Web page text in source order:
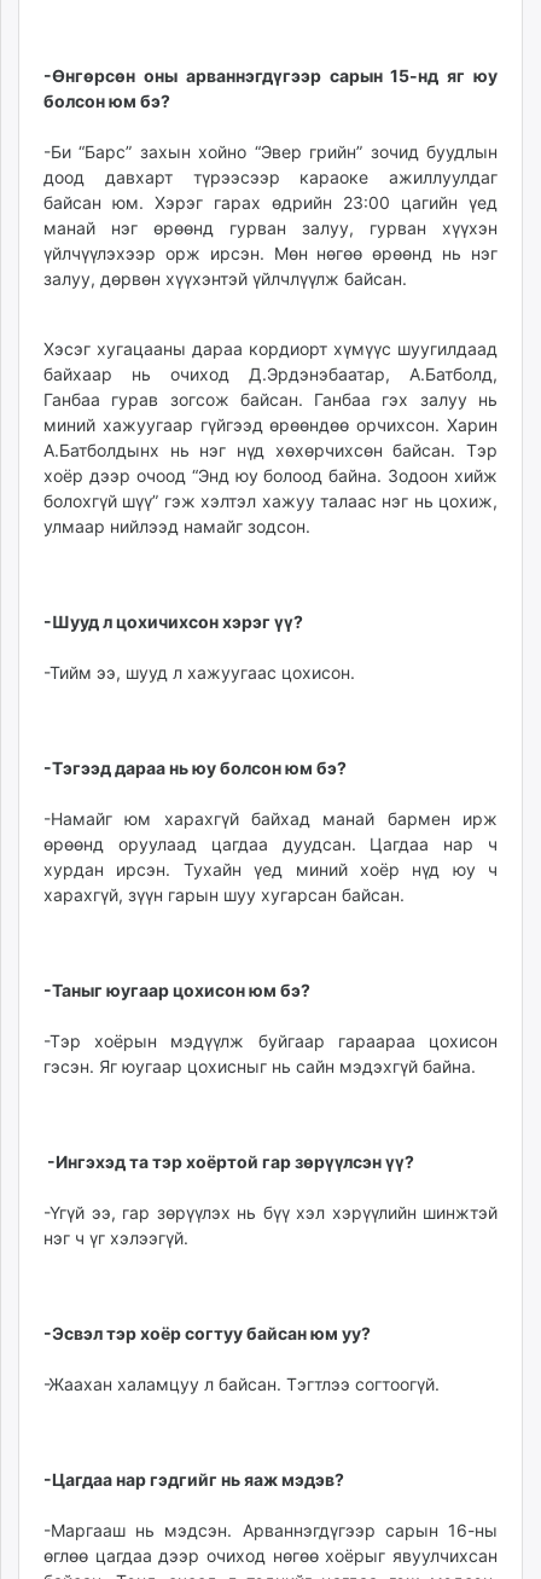
-Өнгөрсөн оны арваннэгдүгээр сарын 15-нд яг юу
болсон юм бэ?
-Би “Барс” захын хойно “Эвер грийн” зочид буудлын
доод давхарт түрээсээр караоке ажиллуулдаг
байсан юм. Хэрэг гарах өдрийн 23:00 цагийн үед
манай нэг өрөөнд гурван залуу, гурван хүүхэн
үйлчүүлэхээр орж ирсэн. Мөн нөгөө өрөөнд нь нэг
залуу, дөрвөн хүүхэнтэй үйлчлүүлж байсан.
Хэсэг хугацааны дараа кордиорт хүмүүс шуугилдаад
байхаар нь очиход Д.Эрдэнэбаатар, А.Батболд,
Ганбаа гурав зогсож байсан. Ганбаа гэх залуу нь
миний хажуугаар гүйгээд өрөөндөө орчихсон. Харин
А.Батболдынх нь нэг нүд хөхөрчихсөн байсан. Тэр
хоёр дээр очоод “Энд юу болоод байна. Зодоон хийж
болохгүй шүү” гэж хэлтэл хажуу талаас нэг нь цохиж,
улмаар нийлээд намайг зодсон.
-Шууд л цохичихсон хэрэг үү?
-Тийм ээ, шууд л хажуугаас цохисон.
-Тэгээд дараа нь юу болсон юм бэ?
-Намайг юм харахгүй байхад манай бармен ирж
өрөөнд оруулаад цагдаа дуудсан. Цагдаа нар ч
хурдан ирсэн. Тухайн үед миний хоёр нүд юу ч
харахгүй, зүүн гарын шуу хугарсан байсан.
-Таныг юугаар цохисон юм бэ?
-Тэр хоёрын мэдүүлж буйгаар гараараа цохисон
гэсэн. Яг юугаар цохисныг нь сайн мэдэхгүй байна.
-Ингэхэд та тэр хоёртой гар зөрүүлсэн үү?
-Үгүй ээ, гар зөрүүлэх нь бүү хэл хэрүүлийн шинжтэй
нэг ч үг хэлээгүй.
-Эсвэл тэр хоёр согтуу байсан юм уу?
-Жаахан халамцуу л байсан. Тэгтлээ согтоогүй.
-Цагдаа нар гэдгийг нь яаж мэдэв?
-Маргааш нь мэдсэн. Арваннэгдүгээр сарын 16-ны
өглөө цагдаа дээр очиход нөгөө хоёрыг явуулчихсан